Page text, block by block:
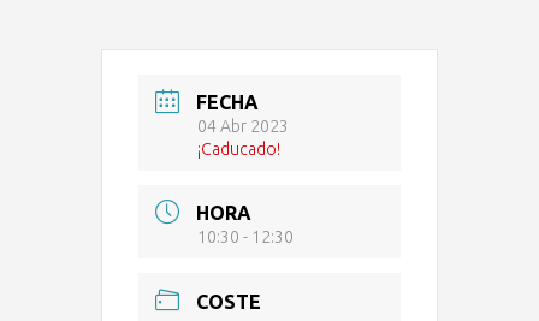
FECHA
04 Abr 2023
¡Caducado!
HORA
10:30 - 12:30
COSTE